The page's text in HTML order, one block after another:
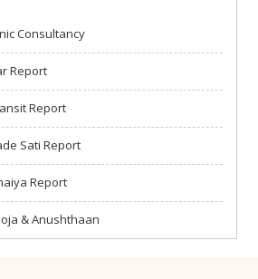
Consultancy
Report
Report
Sati Report
Report
& Anushthaan